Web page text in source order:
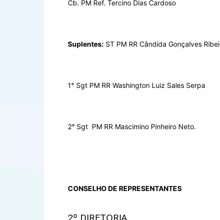
Cb. PM Ref. Tercino Dias Cardoso
Suplentes: ST PM RR Cândida Gonçalves
1° Sgt PM RR Washington Luiz Sales Serpa
2° Sgt PM RR Mascimino Pinheiro Neto.
CONSELHO DE REPRESENTANTES